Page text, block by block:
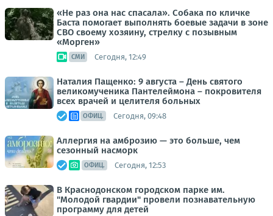
«Не раз она нас спасала». Собака по кличке
Баста помогает выполнять боевые задачи в зоне
СВО своему хозяину, стрелку с позывным
«Морген»
СМИ Сегодня, 12:49
Наталия Пащенко: 9 августа – День святого
великомученика Пантелеймона – покровителя
всех врачей и целителя больных
ОФИЦ. Сегодня, 09:48
Аллергия на амброзию — это больше, чем
сезонный насморк
ОФИЦ. Сегодня, 12:53
В Краснодонском городском парке им.
"Молодой гвардии" провели познавательную
программу для детей